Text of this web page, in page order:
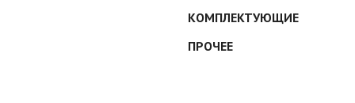
КОМПЛЕКТУЮЩИЕ
ПРОЧЕЕ